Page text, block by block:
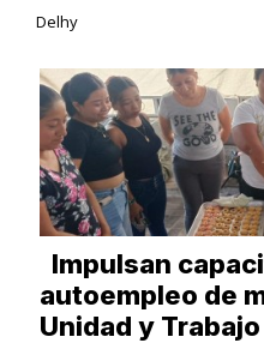
Delhy
Impulsan
autoempleo de
Unidad y Trabajo